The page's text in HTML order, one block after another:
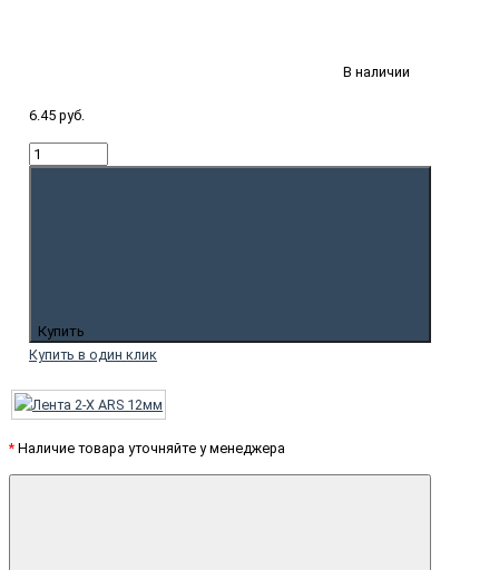
В наличии
6.45 руб.
Купить
Купить в один клик
* Наличие товара уточняйте у менеджера